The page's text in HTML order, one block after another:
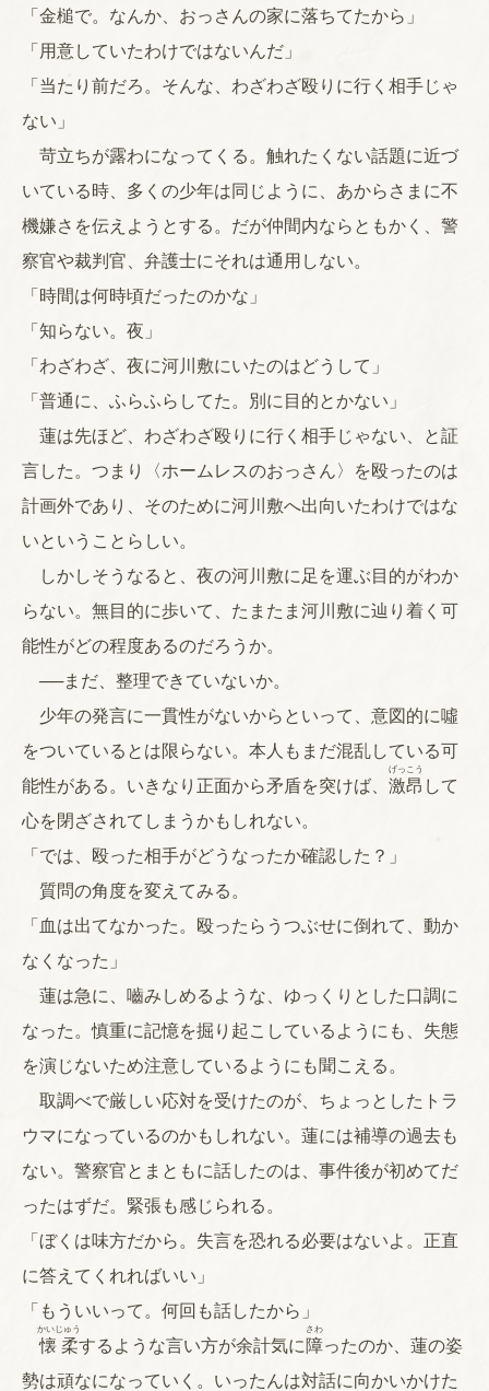
「金槌で。なんか、おっさんの家に落ちてたから」
「用意していたわけではないんだ」
「当たり前だろ。そんな、わざわざ殴りに行く相手じゃ
ない」
苛立ちが露わになってくる。触れたくない話題に近づ
いている時、多くの少年は同じように、あからさまに不
機嫌さを伝えようとする。だが仲間内ならともかく、警
察官や裁判官、弁護士にそれは通用しない。
「時間は何時頃だったのかな」
「知らない。夜」
「わざわざ、夜に河川敷にいたのはどうして」
「普通に、ふらふらしてた。別に目的とかない」
蓮は先ほど、わざわざ殴りに行く相手じゃない、と証
言した。つまり〈ホームレスのおっさん〉を殴ったのは
計画外であり、そのために河川敷へ出向いたわけではな
いということらしい。
しかしそうなると、夜の河川敷に足を運ぶ目的がわか
らない。無目的に歩いて、たまたま河川敷に辿り着く可
能性がどの程度あるのだろうか。
──まだ、整理できていないか。
少年の発言に一貫性がないからといって、意図的に噓
をついているとは限らない。本人もまだ混乱している可
能性がある。いきなり正面から矛盾を突けば、 激昂
げっこう
して
心を閉ざされてしまうかもしれない。
「では、殴った相手がどうなったか確認した？」
質問の角度を変えてみる。
「血は出てなかった。殴ったらうつぶせに倒れて、動か
なくなった」
蓮は急に、嚙みしめるような、ゆっくりとした口調に
なった。慎重に記憶を掘り起こしているようにも、失態
を演じないため注意しているようにも聞こえる。
取調べで厳しい応対を受けたのが、ちょっとしたトラ
ウマになっているのかもしれない。蓮には補導の過去も
ない。警察官とまともに話したのは、事件後が初めてだ
ったはずだ。緊張も感じられる。
「ぼくは味方だから。失言を恐れる必要はないよ。正直
に答えてくれればいい」
「もういいって。何回も話したから」
懐柔
かいじゅう
するような言い方が余計気に障
さわ
ったのか、蓮の姿
勢は頑なになっていく。いったんは対話に向かいかけた